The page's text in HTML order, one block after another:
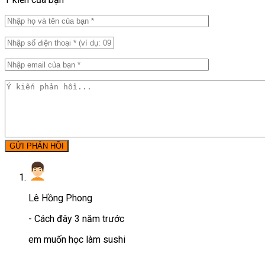
GỬI PHẢN HỒI
Lê Hồng Phong
- Cách đây 3 năm trước
em muốn học làm sushi